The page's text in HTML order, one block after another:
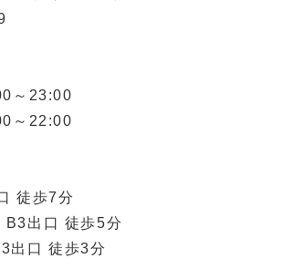
～23:00
～22:00
徒歩7分
B3出口 徒歩5分
出口 徒歩3分